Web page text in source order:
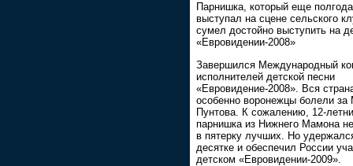
Парнишка, который еще
выступал на сцене сельского
сумел достойно выступить на
«Евровидении-2008»
Завершился Международный
исполнителей детской песни
«Евровидение-2008». Вся
особенно воронежцы болели
Пунтова. К сожалению, 12-
парнишка из Нижнего Мамона
в пятерку лучших. Но
десятке и обеспечил России
детском «Евровидении-2009».